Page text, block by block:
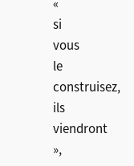
«
si
vous
le
construisez,
ils
viendront
»,